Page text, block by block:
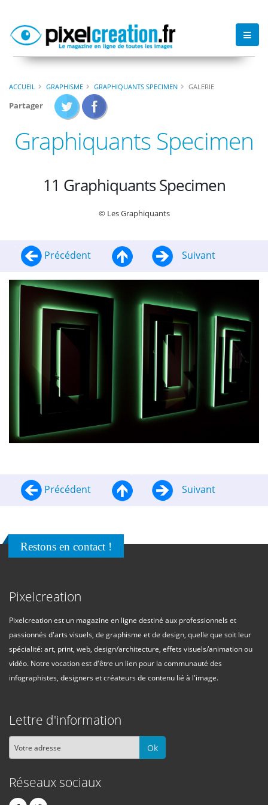
ACCUEIL GRAPHISME GRAPHIQUANTS SPECIMEN GALERIE
Partager
Graphiquants Specimen
11 Graphiquants Specimen
© Les Graphiquants
Précédent Suivant
Précédent Suivant
Restons en contact !
Pixelcreation
Pixelcreation est un magazine en ligne destiné aux professionnels et
passionnés d'arts visuels, de graphisme et de design, quelle que soit leur
spécialité: art, print, web, design/architecture, effets visuels/animation ou
vidéo. Notre vocation est d'être un lien pour la communauté des
infographistes, designers et créateurs de contenu lié à l'image.
Lettre d'information
Ok
Réseaux sociaux